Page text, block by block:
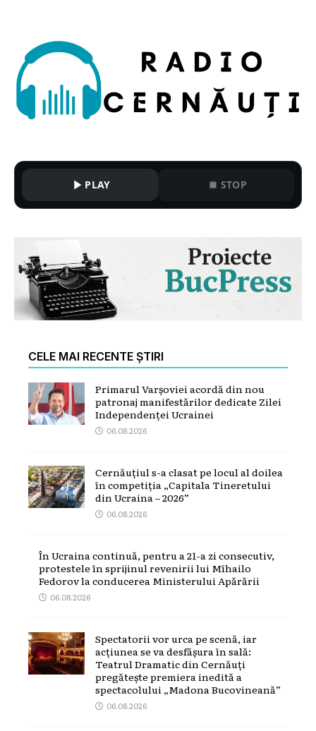
PLAY STOP
CELE MAI RECENTE ȘTIRI
Primarul Varșoviei acordă din nou
patronaj manifestărilor dedicate Zilei
Independenței Ucrainei
06.08.2026
Cernăuțiul s-a clasat pe locul al doilea
în competiția „Capitala Tineretului
din Ucraina – 2026”
06.08.2026
În Ucraina continuă, pentru a 21-a zi consecutiv,
protestele în sprijinul revenirii lui Mîhailo
Fedorov la conducerea Ministerului Apărării
06.08.2026
Spectatorii vor urca pe scenă, iar
acțiunea se va desfășura în sală:
Teatrul Dramatic din Cernăuți
pregătește premiera inedită a
spectacolului „Madona Bucovineană”
06.08.2026